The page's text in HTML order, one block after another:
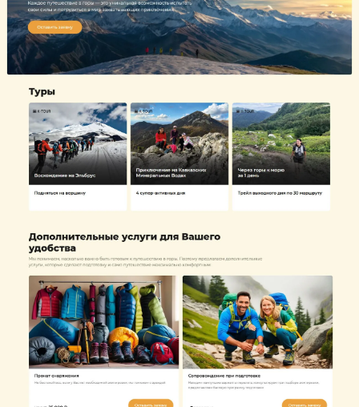
должны беспокоиться о мелочах. Мы
позаботились о каждом аспекте Вашего
комфорта.
Что сделано
Запустили сайт по тарифу «Бизнес» на
основе готового шаблона
# 2776582
Подключили к сайту согласованный дизайн;
Подключили доменное имя;
Зарегистрировали сайт в поисковых
Установили счетчик статистики
посещаемости сайта Яндекс.Метрика;
Хочу похожий сайт